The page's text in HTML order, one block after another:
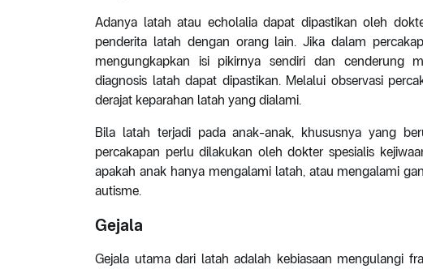
Adanya latah atau echolalia dapat dipastikan oleh
penderita latah dengan orang lain. Jika dalam
mengungkapkan isi pikirnya sendiri dan cenderung
diagnosis latah dapat dipastikan. Melalui observasi
derajat keparahan latah yang dialami.
Bila latah terjadi pada anak-anak, khususnya yang
percakapan perlu dilakukan oleh dokter spesialis
apakah anak hanya mengalami latah, atau mengalami
autisme.
Gejala
Gejala utama dari latah adalah kebiasaan mengulangi